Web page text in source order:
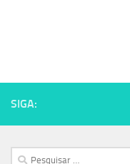
SIGA:
Pesquisar